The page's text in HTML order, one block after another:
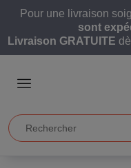
Pour une livraison
sont
Livraison GRATUITE